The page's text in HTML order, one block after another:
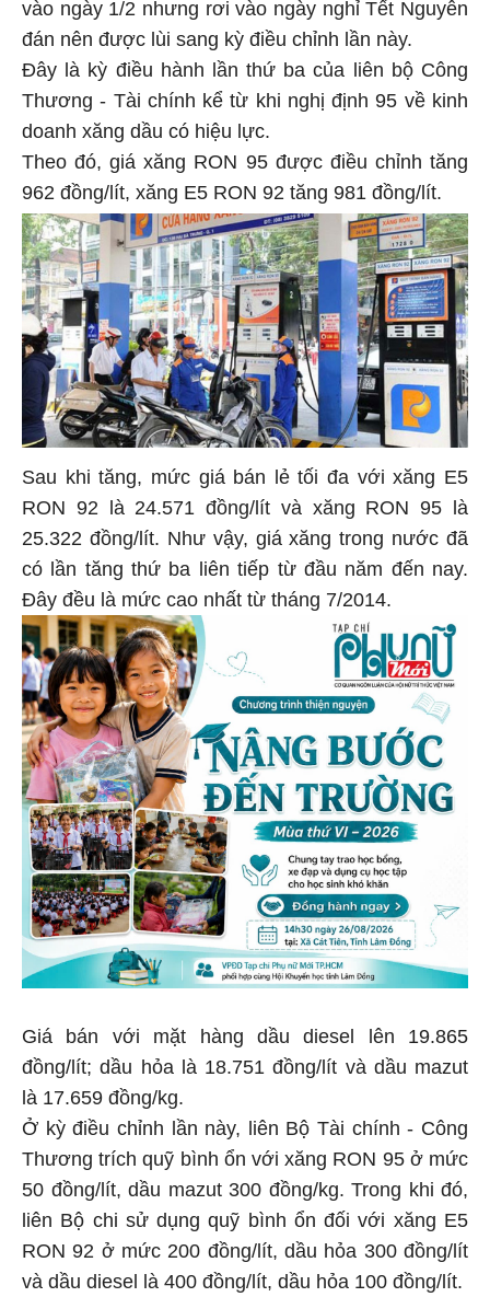
vào ngày 1/2 nhưng rơi vào ngày nghỉ Tết Nguyên
đán nên được lùi sang kỳ điều chỉnh lần này.
Đây là kỳ điều hành lần thứ ba của liên bộ Công
Thương - Tài chính kể từ khi nghị định 95 về kinh
doanh xăng dầu có hiệu lực.
Theo đó, giá xăng RON 95 được điều chỉnh tăng
962 đồng/lít, xăng E5 RON 92 tăng 981 đồng/lít.
Sau khi tăng, mức giá bán lẻ tối đa với xăng E5
RON 92 là 24.571 đồng/lít và xăng RON 95 là
25.322 đồng/lít. Như vậy, giá xăng trong nước đã
có lần tăng thứ ba liên tiếp từ đầu năm đến nay.
Đây đều là mức cao nhất từ tháng 7/2014.
Giá bán với mặt hàng dầu diesel lên 19.865
đồng/lít; dầu hỏa là 18.751 đồng/lít và dầu mazut
là 17.659 đồng/kg.
Ở kỳ điều chỉnh lần này, liên Bộ Tài chính - Công
Thương trích quỹ bình ổn với xăng RON 95 ở mức
50 đồng/lít, dầu mazut 300 đồng/kg. Trong khi đó,
liên Bộ chi sử dụng quỹ bình ổn đối với xăng E5
RON 92 ở mức 200 đồng/lít, dầu hỏa 300 đồng/lít
và dầu diesel là 400 đồng/lít, dầu hỏa 100 đồng/lít.